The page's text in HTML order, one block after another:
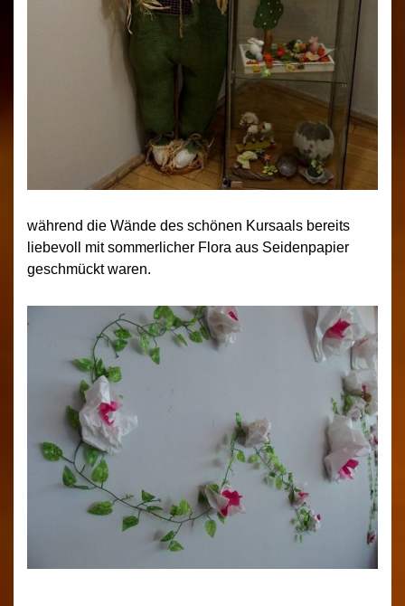
während die Wände des schönen Kursaals bereits
liebevoll mit sommerlicher Flora aus Seidenpapier
geschmückt waren.